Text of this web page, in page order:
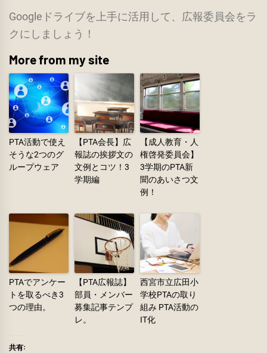
Googleドライブを上手に活用して、広報委員会をラ
クにしましょう！
More from my site
PTA活動で使え
そうな2つのグ
ループウェア
【PTA会長】広
報誌の挨拶文の
文例とコツ！3
学期編
【成人教育・人
権啓発委員会】
3学期のPTA新
聞のあいさつ文
例！
PTAでアンケー
トを取るべき3
つの理由。
【PTA広報誌】
部員・メンバー
募集記事テンプ
レ。
西宮市立広田小
学校PTAの取り
組み PTA活動の
IT化
共有: